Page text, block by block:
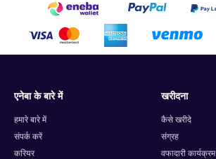
एनेबा के बारे में
हमारे बारे में
संपर्क करें
करियर
खरीदना
कैसे खरीदे
संग्रह
वफादारी कार्यक्रम